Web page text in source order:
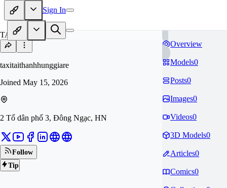
Sign In
TA
taxitaithanhhunggiare
Joined May 15, 2026
2 Tổ dân phố 3, Đông Ngạc, HN
Follow
Tip
Overview
Models0
Posts0
Images0
Videos0
3D Models0
Articles0
Comics0